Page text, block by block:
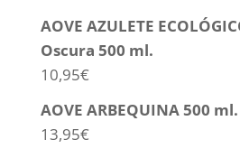
AOVE AZULETE
Oscura 500 ml.
10,95€
AOVE ARBEQUINA 500 ml.
13,95€